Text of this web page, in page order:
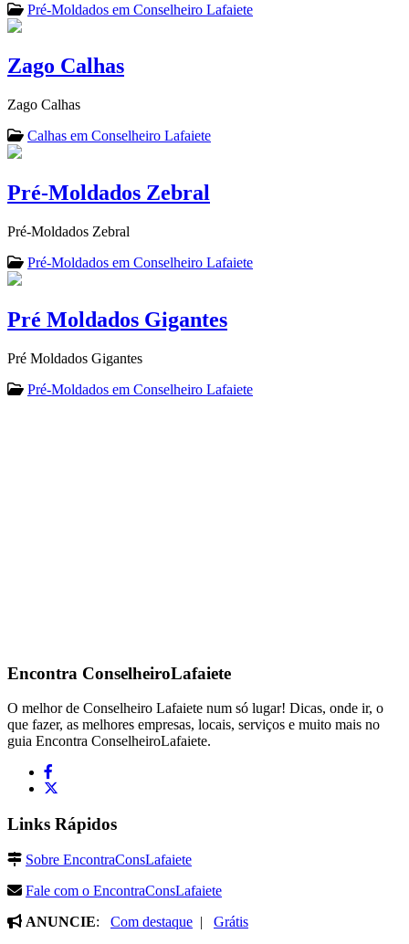
Pré-Moldados em Conselheiro Lafaiete
Zago Calhas
Zago Calhas
Calhas em Conselheiro Lafaiete
Pré-Moldados Zebral
Pré-Moldados Zebral
Pré-Moldados em Conselheiro Lafaiete
Pré Moldados Gigantes
Pré Moldados Gigantes
Pré-Moldados em Conselheiro Lafaiete
Encontra ConselheiroLafaiete
O melhor de Conselheiro Lafaiete num só lugar! Dicas, onde ir, o
que fazer, as melhores empresas, locais, serviços e muito mais no
guia Encontra ConselheiroLafaiete.
Links Rápidos
Sobre EncontraConsLafaiete
Fale com o EncontraConsLafaiete
ANUNCIE: Com destaque | Grátis